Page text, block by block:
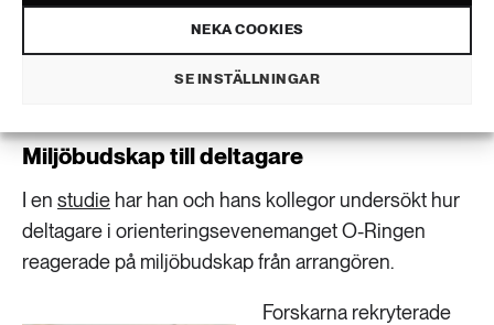
NEKA COOKIES
SE INSTÄLLNINGAR
känslan blir starkare under evenemang med
likasinnade och där kan man också uppmuntra till
nya hållbara beteenden, säger Erik Lundberg.
Miljöbudskap till deltagare
I en studie har han och hans kollegor undersökt hur
deltagare i orienteringsevenemanget O-Ringen
reagerade på miljöbudskap från arrangören.
Forskarna rekryterade